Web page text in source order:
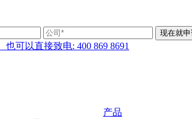
可以直接致电: 400 869 8691
产品